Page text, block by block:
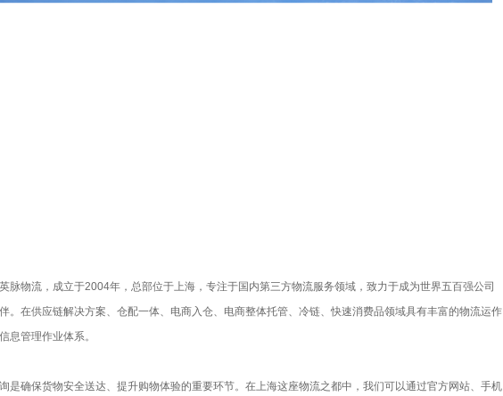
脉物流，成立于2004年，总部位于上海，专注于国内第三方物流服务领域，致力于成为世界五百强公司
。在供应链解决方案、仓配一体、电商入仓、电商整体托管、冷链、快速消费品领域具有丰富的物流运作
息管理作业体系。
是确保货物安全送达、提升购物体验的重要环节。在上海这座物流之都中，我们可以通过官方网站、手机